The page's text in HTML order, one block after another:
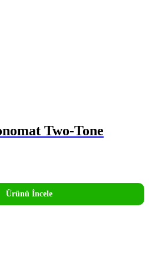
Two-Tone
Ürünü İncele